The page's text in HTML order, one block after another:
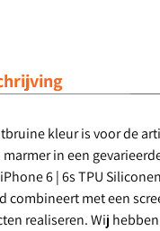
kleur is voor de
in een
6 | 6s TPU
combineert met een
realiseren. Wij